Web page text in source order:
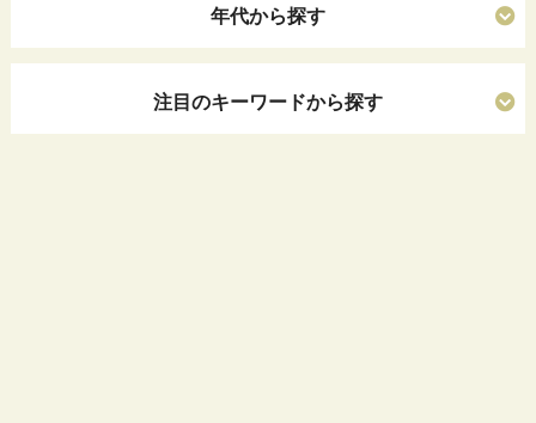
年代から探す
注目のキーワードから探す